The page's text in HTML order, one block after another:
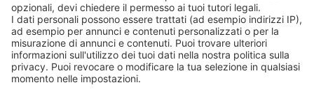
Jetrail®Rack